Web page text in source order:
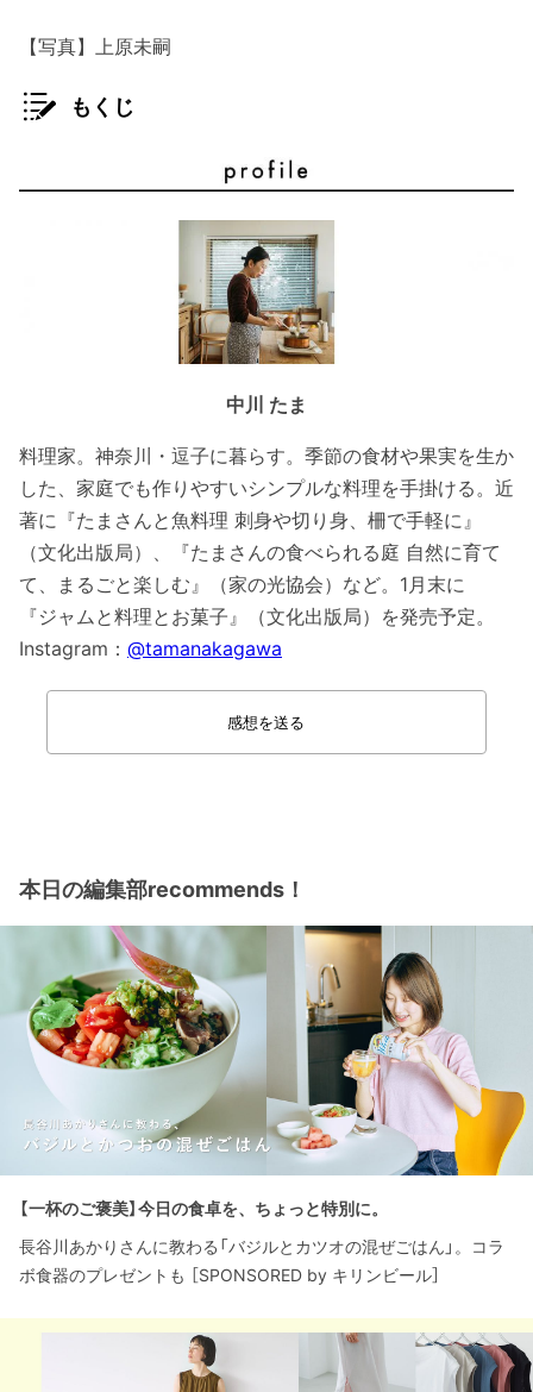
【写真】上原未嗣
もくじ
中川 たま
料理家。神奈川・逗子に暮らす。季節の食材や果実を生か
した、家庭でも作りやすいシンプルな料理を手掛ける。近
著に『たまさんと魚料理 刺身や切り身、柵で手軽に』
（文化出版局）、『たまさんの食べられる庭 自然に育て
て、まるごと楽しむ』（家の光協会）など。1月末に
『ジャムと料理とお菓子』（文化出版局）を発売予定。
Instagram： @tamanakagawa
感想を送る
本日の編集部recommends！
【一杯のご褒美】今日の食卓を、ちょっと特別に。
長谷川あかりさんに教わる「バジルとカツオの混ぜごはん」。コラ
ボ食器のプレゼントも ［SPONSORED by キリンビール］